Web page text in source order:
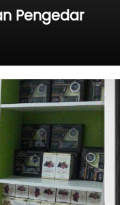
Pengedar